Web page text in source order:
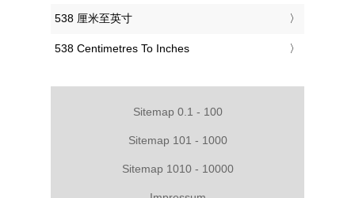
‎538 厘米至英寸
‎538 Centimetres To Inches
Sitemap 0.1 - 100
Sitemap 101 - 1000
Sitemap 1010 - 10000